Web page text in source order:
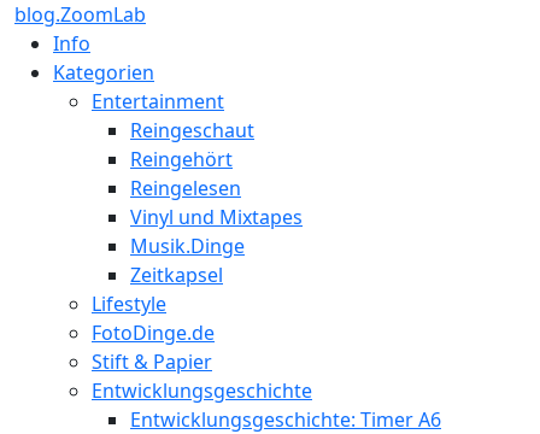
blog.ZoomLab
Info
Kategorien
Entertainment
Reingeschaut
Reingehört
Reingelesen
Vinyl und Mixtapes
Musik.Dinge
Zeitkapsel
Lifestyle
FotoDinge.de
Stift & Papier
Entwicklungsgeschichte
Entwicklungsgeschichte: Timer A6